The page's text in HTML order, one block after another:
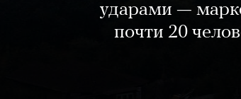
ударами —
почти 20